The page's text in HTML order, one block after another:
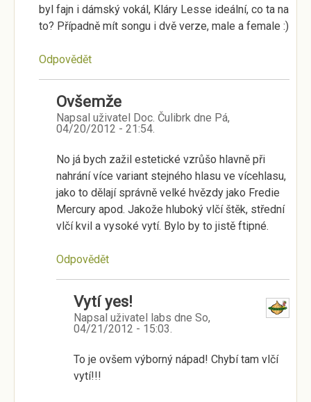
byl fajn i dámský vokál, Kláry Lesse ideální, co ta na
to? Případně mít songu i dvě verze, male a female :)
Odpovědět
Ovšemže
Napsal uživatel Doc. Čulibrk dne Pá,
04/20/2012 - 21:54.
No já bych zažil estetické vzrůšo hlavně při
nahrání více variant stejného hlasu ve vícehlasu,
jako to dělají správně velké hvězdy jako Fredie
Mercury apod. Jakože hluboký vlčí štěk, střední
vlčí kvil a vysoké vytí. Bylo by to jistě ftipné.
Odpovědět
Vytí yes!
Napsal uživatel labs dne So,
04/21/2012 - 15:03.
To je ovšem výborný nápad! Chybí tam vlčí
vytí!!!